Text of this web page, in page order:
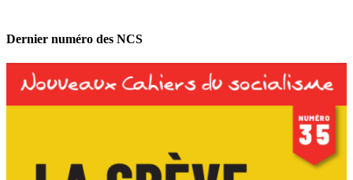
Dernier numéro des NCS